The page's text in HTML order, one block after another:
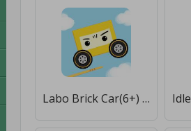
Labo Brick Car(6+) [Бесплатные покупки]